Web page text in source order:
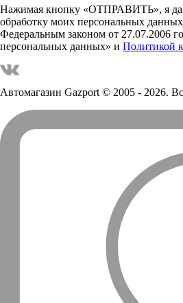
Нажимая кнопку «ОТПРАВИТЬ», я
обработку моих персональных
Федеральным законом от 27.07.2006
персональных данных» и Политикой
Автомагазин Gazport© 2005 - 2026.